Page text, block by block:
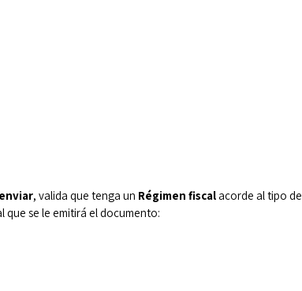
, valida que tenga un Régimen fiscal acorde al tipo de
que se le emitirá el documento: